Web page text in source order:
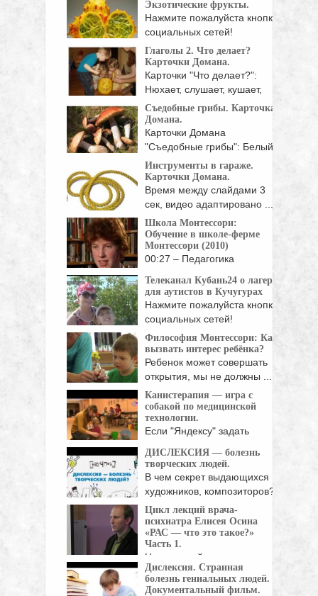
Экзотические фрукты.
Нажмите пожалуйста кнопки
социальных сетей!
Глаголы 2. Что делает?
Карточки Домана.
Карточки "Что делает?":
Нюхает, слушает, кушает,
пьет, кусает, ...
Съедобные грибы. Карточка
Домана.
Карточки Домана
"Съедобные грибы": Белый
гриб (боровик),
подосиновик, ...
Инструменты в гараже.
Карточки Домана.
Время между слайдами 3
сек, видео адаптировано ...
Школа Монтессори:
Обучение в школе-ферме
Монтессори (2010)
00:27 – Педагогика
практический ...
Телеканал Кубань24 о лагере
для аутистов в Кучугурах
Нажмите пожалуйста кнопки
социальных сетей!
Философия Монтессори: Как
вызвать интерес ребёнка?
Ребенок может совершать
открытия, мы не должны ...
Канистерапия — игра с
собакой по медицинской
технологии.
Если "Яндексу" задать
канистерапия?", ...
ДИСЛЕКСИЯ — болезнь
творческих людей.
В чем секрет выдающихся
художников, композиторов?
Что ...
Цикл лекций врача-
психиатра Елисея Осина
«РАС — что это такое?»
Часть 1.
Цикл лекций врача-
психиатра Елисея Осина.
Тема семинара "Расстройства ...
Дислексия. Странная
болезнь гениальных людей.
Документальный фильм.